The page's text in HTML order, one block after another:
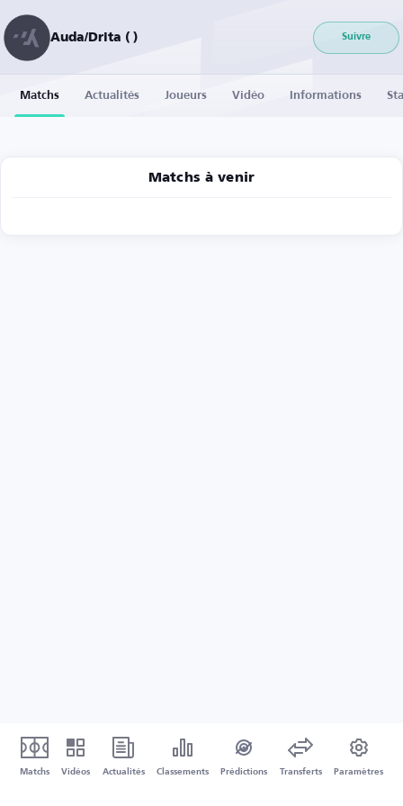
Auda/Drita ( ) Suivre
Matchs Actualités Joueurs Vidéo Informations
Matchs à venir
Matchs Vidéos Actualités Classements Prédictions Transferts Paramètres